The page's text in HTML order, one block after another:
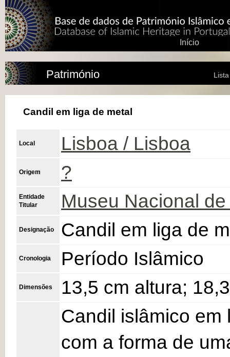
Início
Património
Candil em liga de metal
Local Lisboa / Lisboa
Origem ?
Entidade
Titular
Museu Nacional
Designação Candil em liga de
Cronologia Período Islâmico
Dimensões 13,5 cm altura;
Candil islâmico em
com a forma de